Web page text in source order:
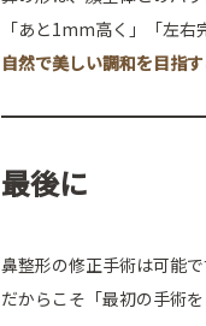
「あと1mm高く」「左右
自然で美しい調和を目指す
最後に
鼻整形の修正手術は可能
だからこそ「最初の手術